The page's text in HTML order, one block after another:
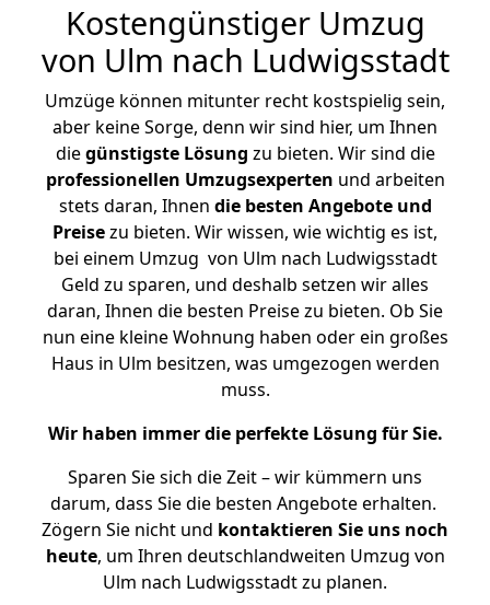
Kostengünstiger Umzug
von Ulm nach Ludwigsstadt
Umzüge können mitunter recht kostspielig sein,
aber keine Sorge, denn wir sind hier, um Ihnen
diegünstigste Lösung zu bieten. Wir sind die
professionellen Umzugsexperten und arbeiten
stets daran, Ihnen die besten Angebote und
Preisezu bieten. Wir wissen, wie wichtig es ist,
bei einem Umzug von Ulm nach Ludwigsstadt
Geld zu sparen, und deshalb setzen wir alles
daran, Ihnen die besten Preise zu bieten. Ob Sie
nun eine kleine Wohnung haben oder ein großes
Haus in Ulm besitzen, was umgezogen werden
muss.
Wir haben immer die perfekte Lösung für Sie.
Sparen Sie sich die Zeit – wir kümmern uns
darum, dass Sie die besten Angebote erhalten.
Zögern Sie nicht und kontaktieren Sie uns noch
heute, um Ihren deutschlandweiten Umzug von
Ulm nach Ludwigsstadt zu planen.